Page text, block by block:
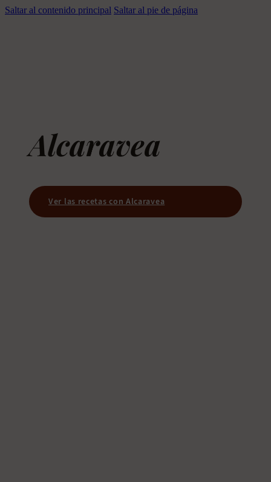
Saltar al contenido principal Saltar al pie de página
Alcaravea
Ver las recetas con Alcaravea